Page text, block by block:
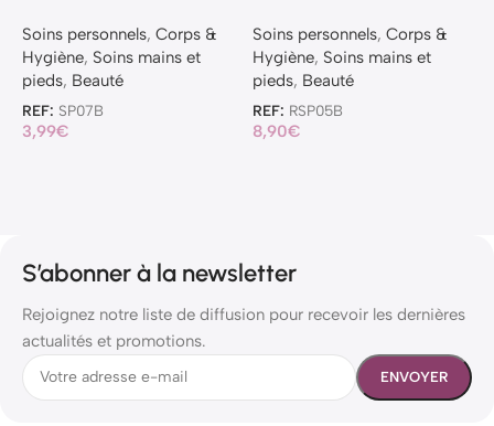
Soins personnels, Corps &
Hygiène, Soins mains et
pieds, Beauté
REF: SP07B
3,99€
Soins personnels, Corps &
Hygiène, Soins mains et
pieds, Beauté
REF: RSP05B
8,90€
S’abonner à la newsletter
Rejoignez notre liste de diffusion pour recevoir les dernières
actualités et promotions.